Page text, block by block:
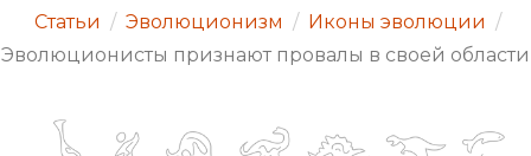
Статьи / Эволюционизм / Иконы эволюции /
Эволюционисты признают провалы в своей области